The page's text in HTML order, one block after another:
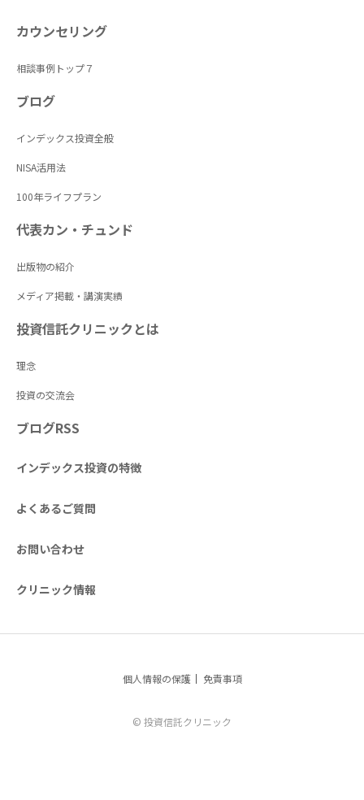
カウンセリング
相談事例トップ７
ブログ
インデックス投資全般
NISA活用法
100年ライフプラン
代表カン・チュンド
出版物の紹介
メディア掲載・講演実績
投資信託クリニックとは
理念
投資の交流会
ブログRSS
インデックス投資の特徴
よくあるご質問
お問い合わせ
クリニック情報
個人情報の保護 免責事項
© 投資信託クリニック